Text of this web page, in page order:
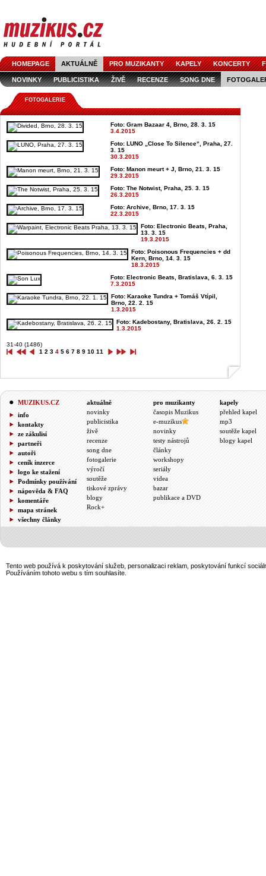
HOMEPAGE AKTUÁLNĚ PRO MUZIKANTY KAPELY KONCERTY
NOVINKY PUBLICISTIKA ŽIVĚ RECENZE SONG DNE
FOTOGALERIE
Foto: Gram Bazaar 4, Brno, 28. 3. 15
3.4.2015
Foto: LUNO „Close To Silence“, Praha, 27.
3. 15
30.3.2015
Foto: Manon meurt + J, Brno, 21. 3. 15
29.3.2015
Foto: The Notwist, Praha, 25. 3. 15
26.3.2015
Foto: Archive, Brno, 17. 3. 15
22.3.2015
Foto: Electronic Beats, Praha,
13. 3. 15
19.3.2015
Foto: Poisonous Frequencies + dd
Kern, Brno, 14. 3. 15
18.3.2015
Foto: Electronic Beats, Bratislava, 6. 3. 15
7.3.2015
Foto: Karaoke Tundra + Tomáš Vtípil,
Brno, 22. 2. 15
1.3.2015
Foto: Kadebostany, Bratislava, 26. 2. 15
1.3.2015
31-40 (1486)
1 2 3 4 5 6 7 8 9 10 11
MUZIKUS.CZ
info
kontakty
ze zákulisí
partneři
autoři
ceník inzerce
logo ke stažení
Podmínky používání
nápověda & FAQ
komentáře
mapa stránek
všechny články
aktuálně
novinky
publicistika
živě
recenze
song dne
fotogalerie
výročí
soutěže
tiskové zprávy
blogy
Rock+
pro muzikanty
časopis Muzikus
e-muzikus
novinky
testy nástrojů
články
workshopy
seriály
videa
bazar
publikace a DVD
kapely
přehled kapel
mp3
soutěže kapel
blogy kapel
Tento web používá k poskytování služeb, personalizaci reklam, poskytování funkcí
Používáním tohoto webu s tím souhlasíte.